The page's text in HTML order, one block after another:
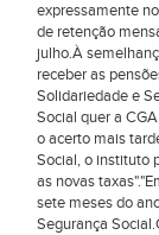
expressamente
de retenção
julho.À
receber as
Solidariedade e
Social quer a
o acerto mais
Social, o instituto
as novas
sete meses do
Segurança